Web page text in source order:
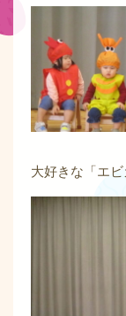
大好きな「エ